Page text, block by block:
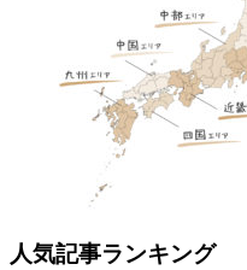
人気記事ランキング